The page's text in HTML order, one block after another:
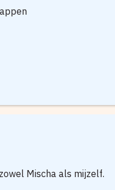
Mischa als mijzelf.